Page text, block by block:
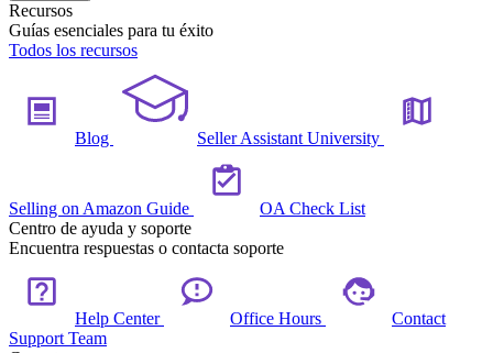
Recursos
Guías esenciales para tu éxito
Todos los recursos
Blog Seller Assistant University
Selling on Amazon Guide
OA Check List
Centro de ayuda y soporte
Encuentra respuestas o contacta soporte
Help Center Office Hours
Contact
Support Team